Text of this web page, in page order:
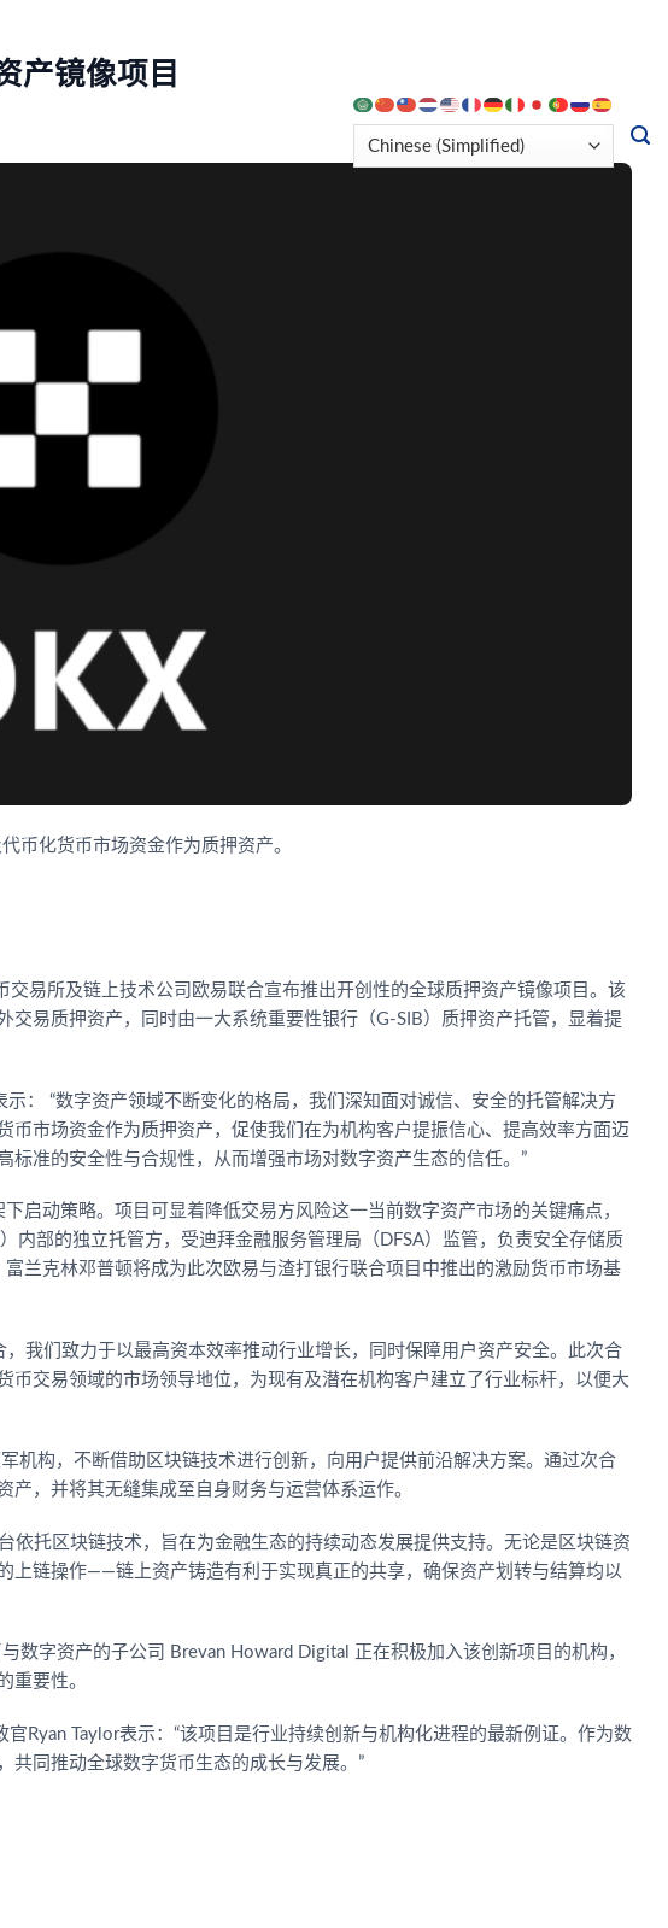
产镜像项目
币化货币市场资金作为质押资产。
易所及链上技术公司欧易联合宣布推出开创性的全球质押资产镜像项目。该
易质押资产，同时由一大系统重要性银行（G-SIB）质押资产托管，显着提
： “数字资产领域不断变化的格局，我们深知面对诚信、安全的托管解决方
市场资金作为质押资产，促使我们在为机构客户提振信心、提高效率方面迈
准的安全性与合规性，从而增强市场对数字资产生态的信任。”
启动策略。项目可显着降低交易方风险这一当前数字资产市场的关键痛点，
内部的独立托管方，受迪拜金融服务管理局（DFSA）监管，负责安全存储质
兰克林邓普顿将成为此次欧易与渣打银行联合项目中推出的激励货币市场基
我们致力于以最高资本效率推动行业增长，同时保障用户资产安全。此次合
交易领域的市场领导地位，为现有及潜在机构客户建立了行业标杆，以便大
机构，不断借助区块链技术进行创新，向用户提供前沿解决方案。通过次合
，并将其无缝集成至自身财务与运营体系运作。
依托区块链技术，旨在为金融生态的持续动态发展提供支持。无论是区块链资
上链操作——链上资产铸造有利于实现真正的共享，确保资产划转与结算均以
数字资产的子公司 Brevan Howard Digital 正在积极加入该创新项目的机构，
重要性。
Ryan Taylor表示：“该项目是行业持续创新与机构化进程的最新例证。作为数
共同推动全球数字货币生态的成长与发展。”